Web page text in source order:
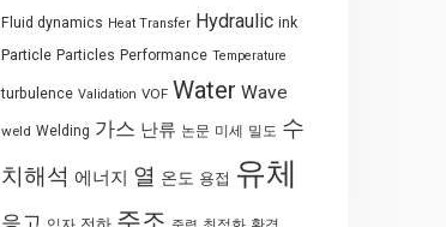
Fluid dynamics Heat Transfer Hydraulic ink
Particle Particles Performance Temperature
turbulence Validation VOF Water Wave
weld Welding 가스 난류 논문 미세 밀도 수
치해석 에너지 열 온도 용접 유체
응고 주조